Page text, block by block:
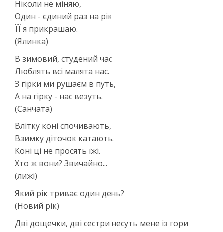
Ніколи не міняю,
Один - єдиний раз на рік
ЇЇ я прикрашаю.
(Ялинка)
В зимовий, студений час
Люблять всі малята нас.
З гірки ми рушаєм в путь,
А на гірку - нас везуть.
(Санчата)
Влітку коні спочивають,
Взимку діточок катають.
Коні ці не просять їжі.
Хто ж вони? Звичайно...
(лижі)
Який рік триває один день?
(Новий рік)
Дві дощечки, дві сестри несуть мене із гори